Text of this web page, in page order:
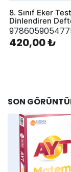
8. Sınıf Eker Test
Dinlendiren
420,00 ₺
SON